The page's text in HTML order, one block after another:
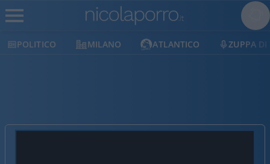
MILANO ATLANTICO ZUPPA DI PORRO